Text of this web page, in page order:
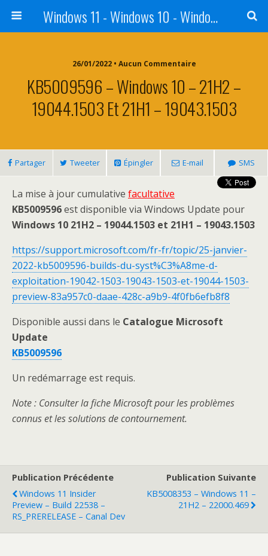
Windows 11 - Windows 10 - Windows 8 - Windows 7 - VISTA
26/01/2022 • Aucun Commentaire
KB5009596 – Windows 10 – 21H2 –
19044.1503 Et 21H1 – 19043.1503
Partager Tweeter Épingler E-mail SMS
La mise à jour cumulative facultative
KB5009596est disponible via Windows Update pour
Windows 10 21H2 – 19044.1503 et 21H1 – 19043.1503
https://support.microsoft.com/fr-fr/topic/25-janvier-
2022-kb5009596-builds-du-syst%C3%A8me-d-
exploitation-19042-1503-19043-1503-et-19044-1503-
preview-83a957c0-daae-428c-a9b9-4f0fb6efb8f8
Disponible aussi dans le Catalogue Microsoft
Update
KB5009596
Un redémarrage est requis.
Note : Consulter la fiche Microsoft pour les problèmes
connus et les solutions de contournement.
Publication Précédente
Windows 11 Insider
Preview – Build 22538 –
RS_PRERELEASE – Canal Dev
Publication Suivante
KB5008353 – Windows 11 –
21H2 – 22000.469